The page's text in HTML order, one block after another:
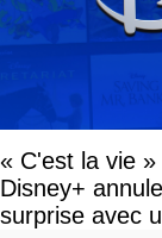
« C'est la vie
Disney+
surprise avec